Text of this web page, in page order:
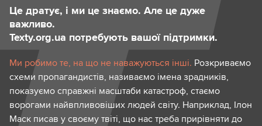
Це дратує, і ми це знаємо. Але це дуже
важливо.
Texty.org.ua потребують вашої підтримки.
Ми робимо те, на що не наважуються інші. Розкриваємо
схеми пропагандистів, називаємо імена зрадників,
показуємо справжні масштаби катастроф, стаємо
ворогами найвпливовіших людей світу. Наприклад, Ілон
Маск писав у своєму твіті, що нас треба прирівняти до